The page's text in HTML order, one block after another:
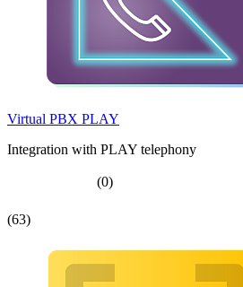
Virtual PBX PLAY
Integration with PLAY telephony
(0)
(63)